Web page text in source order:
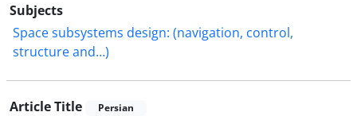
Subjects
Space subsystems design: (navigation, control,
structure and…)
Article Title Persian